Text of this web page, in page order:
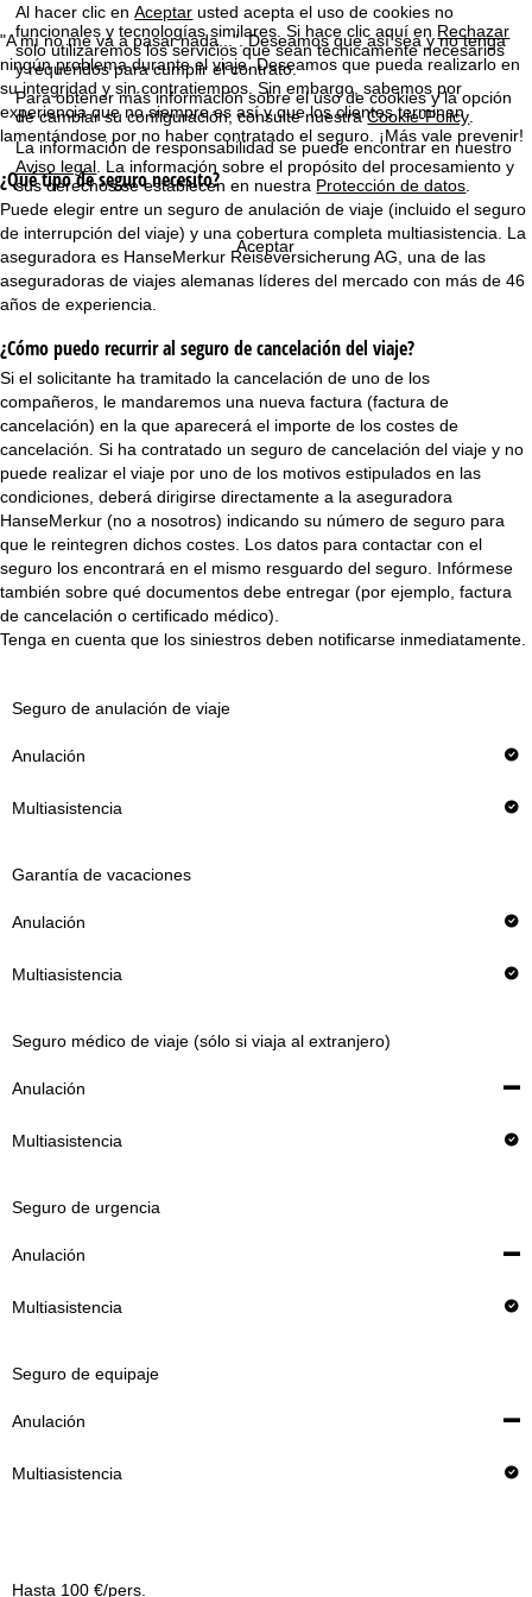
Al hacer clic enAceptar usted acepta el uso de cookies no
funcionales y tecnologías similares. Si hace clic aquí en Rechazar
solo utilizaremos los servicios que sean técnicamente necesarios
y requeridos para cumplir el contrato.
Para obtener más información sobre el uso de cookies y la opción
de cambiar su configuración, consulte nuestraCookie-Policy
La información de responsabilidad se puede encontrar en nuestro
Aviso legal . La información sobre el propósito del procesamiento y
sus derechos se establecen en nuestra Protección de datos
Aceptar
i
p
a
l
"A mí no me va a pasar nada...". Deseamos que así sea y no tenga
ningún problema durante el viaje. Deseamos que pueda realizarlo en
su integridad y sin contratiempos. Sin embargo, sabemos por
experiencia que no siempre es así y que los clientes terminan
lamentándose por no haber contratado el seguro. ¡Más vale prevenir!
¿Qué tipo de seguro necesito?
Puede elegir entre un seguro de anulación de viaje (incluido el seguro
de interrupción del viaje) y una cobertura completa multiasistencia. La
aseguradora es HanseMerkur Reiseversicherung AG, una de las
aseguradoras de viajes alemanas líderes del mercado con más de 46
años de experiencia.
¿Cómo puedo recurrir al seguro de cancelación del viaje?
Si el solicitante ha tramitado la cancelación de uno de los
compañeros, le mandaremos una nueva factura (factura de
cancelación) en la que aparecerá el importe de los costes de
cancelación. Si ha contratado un seguro de cancelación del viaje y no
puede realizar el viaje por uno de los motivos estipulados en las
condiciones, deberá dirigirse directamente a la aseguradora
HanseMerkur (no a nosotros) indicando su número de seguro para
que le reintegren dichos costes. Los datos para contactar con el
seguro los encontrará en el mismo resguardo del seguro. Infórmese
también sobre qué documentos debe entregar (por ejemplo, factura
de cancelación o certificado médico).
Tenga en cuenta que los siniestros deben notificarse inmediatamente.
Anulación
Seguro de anulación de viaje
Garantía de vacaciones
Seguro médico de viaje (sólo si viaja al extranjero)
Seguro de urgencia
Seguro de equipaje
Primas*
Hasta 100 €/pers.